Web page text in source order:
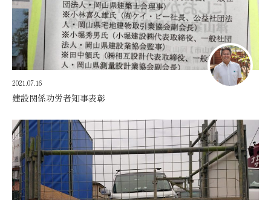
2021.07.16
建設関係功労者知事表彰